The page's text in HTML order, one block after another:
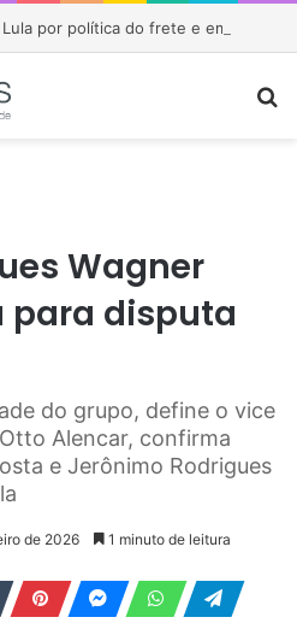
Wagner
para disputa
do grupo, define o vice
Alencar, confirma
e Jerônimo Rodrigues
de 2026 1 minuto de leitura